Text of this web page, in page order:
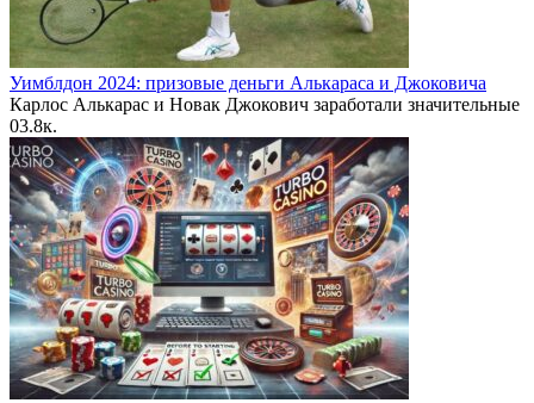
Уимблдон 2024: призовые деньги Алькараса и Джоковича
Карлос Алькарас и Новак Джокович заработали значительные
03.8к.